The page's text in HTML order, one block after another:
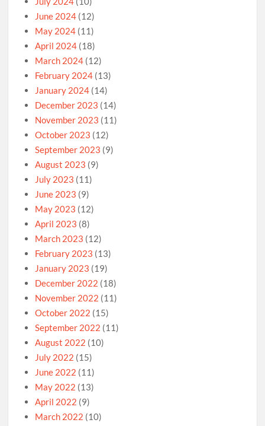
June 2024 (12)
May 2024 (11)
April 2024 (18)
March 2024 (12)
February 2024 (13)
January 2024 (14)
December 2023 (14)
November 2023 (11)
October 2023 (12)
September 2023 (9)
August 2023 (9)
July 2023 (11)
June 2023 (9)
May 2023 (12)
April 2023 (8)
March 2023 (12)
February 2023 (13)
January 2023 (19)
December 2022 (18)
November 2022 (11)
October 2022 (15)
September 2022 (11)
August 2022 (10)
July 2022 (15)
June 2022 (11)
May 2022 (13)
April 2022 (9)
March 2022 (10)